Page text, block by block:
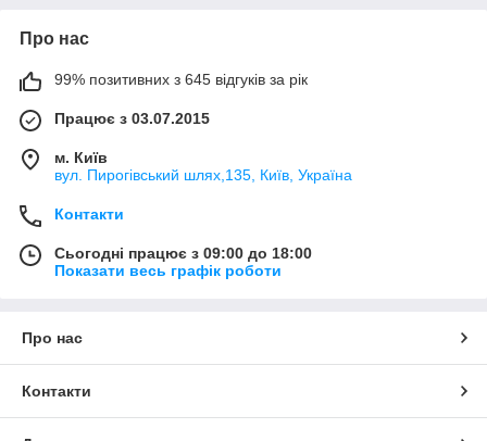
Про нас
99% позитивних з 645 відгуків за рік
Працює з 03.07.2015
м. Київ
вул. Пирогівський шлях,135, Київ, Україна
Контакти
Сьогодні працює з 09:00 до 18:00
Показати весь графік роботи
Про нас
Контакти